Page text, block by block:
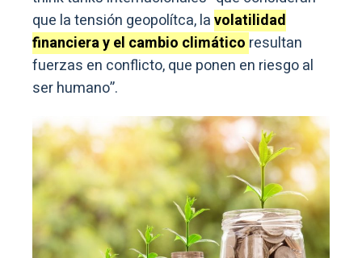
que la tensión geopolítca, lavolatilidad
financiera y el cambio climático resultan
fuerzas en conflicto, que ponen en riesgo al
ser humano”.